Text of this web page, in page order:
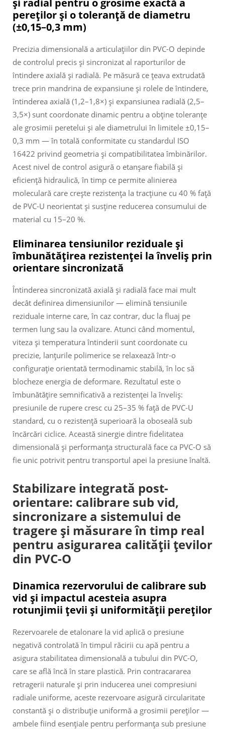
și radial pentru o grosime exactă a
pereților și o toleranță de diametru
(±0,15–0,3 mm)
Precizia dimensională a articulațiilor din PVC-O depinde
de controlul precis și sincronizat al raporturilor de
întindere axială și radială. Pe măsură ce țeava extrudată
trece prin mandrina de expansiune și rolele de întindere,
întinderea axială (1,2–1,8×) și expansiunea radială (2,5–
3,5×) sunt coordonate dinamic pentru a obține toleranțe
ale grosimii peretelui și ale diametrului în limitele ±0,15–
0,3 mm — în totală conformitate cu standardul ISO
16422 privind geometria și compatibilitatea îmbinărilor.
Acest nivel de control asigură o etanșare fiabilă și
eficiență hidraulică, în timp ce permite alinierea
moleculară care crește rezistența la tracțiune cu 40 % față
de PVC-U neorientat și susține reducerea consumului de
material cu 15–20 %.
Eliminarea tensiunilor reziduale și
îmbunătățirea rezistenței la înveliș prin
orientare sincronizată
Întinderea sincronizată axială și radială face mai mult
decât definirea dimensiunilor — elimină tensiunile
reziduale interne care, în caz contrar, duc la fluaj pe
termen lung sau la ovalizare. Atunci când momentul,
viteza și temperatura întinderii sunt coordonate cu
precizie, lanțurile polimerice se relaxează într-o
configurație orientată termodinamic stabilă, în loc să
blocheze energia de deformare. Rezultatul este o
îmbunătățire semnificativă a rezistenței la înveliș:
presiunile de rupere cresc cu 25–35 % față de PVC-U
standard, cu o rezistență superioară la oboseală sub
încărcări ciclice. Această sinergie dintre fidelitatea
dimensională și performanța structurală face ca PVC-O să
fie unic potrivit pentru transportul apei la presiune înaltă.
Stabilizare integrată post-
orientare: calibrare sub vid,
sincronizare a sistemului de
tragere și măsurare în timp real
pentru asigurarea calității țevilor
din PVC-O
Dinamica rezervorului de calibrare sub
vid și impactul acesteia asupra
rotunjimii țevii și uniformității pereților
Rezervoarele de etalonare la vid aplică o presiune
negativă controlată în timpul răcirii cu apă pentru a
asigura stabilitatea dimensională a tubului din PVC-O,
care se află încă în stare plastică. Prin contracararea
retragerii naturale și prin inducerea unei compresiuni
radiale uniforme, aceste rezervoare asigură circularitate
constantă și o distribuție uniformă a grosimii pereților —
ambele fiind esențiale pentru performanța sub presiune